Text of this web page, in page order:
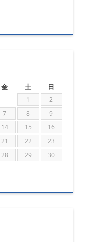
金 土 日
1
2
7 8
9
14 15
16
21 22
23
28 29
30